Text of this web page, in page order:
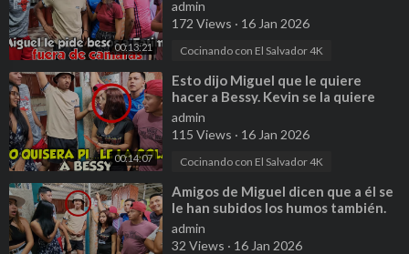
00:13:21
admin
172 Views · 16 Jan 2026
Cocinando con El Salvador 4K
00:14:07
⁣Esto dijo Miguel que le quiere
hacer a Bessy. Kevin se la quiere
llevar de vivo. P 3
admin
115 Views · 16 Jan 2026
Cocinando con El Salvador 4K
⁣Amigos de Miguel dicen que a él se
le han subidos los humos también.
Miguel se paso con Bessy. P 8
admin
32 Views · 16 Jan 2026